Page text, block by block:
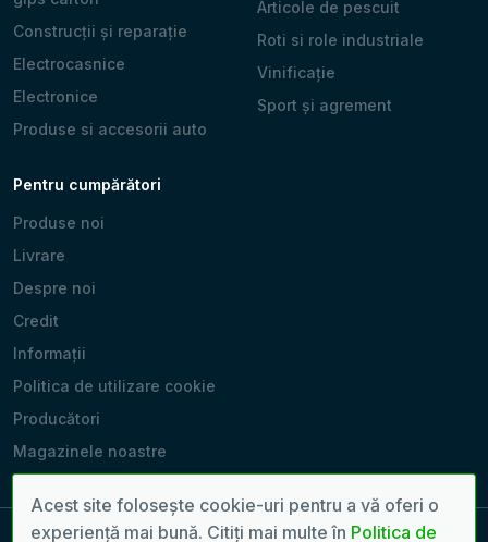
Construcții și reparație
Electrocasnice
Electronice
Produse si accesorii auto
Articole de pescuit
Roti si role industriale
Vinificație
Sport și agrement
Pentru cumpărători
Produse noi
Livrare
Despre noi
Credit
Informații
Politica de utilizare cookie
Producători
Magazinele noastre
Acest site folosește cookie-uri pentru a vă oferi o
experiență mai bună. Citiți mai multe în Politica de